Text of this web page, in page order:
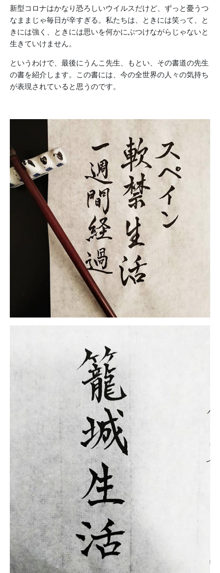
新型コロナはかなり恐ろしいウイルスだけど、ずっと憂うつ
なままじゃ毎日が辛すぎる。私たちは、ときには笑って、と
きには強く、ときには思いを何かにぶつけながらじゃないと
生きていけません。
というわけで、最後にうんこ先生、もとい、その書道の先生
の書を紹介します。この書には、今の全世界の人々の気持ち
が表現されていると思うのです。